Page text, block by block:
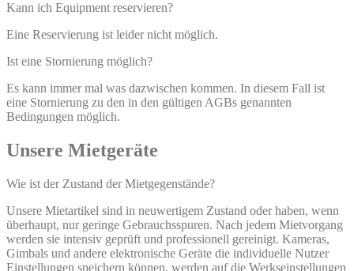
Kann ich Equipment reservieren?
Eine Reservierung ist leider nicht möglich.
Ist eine Stornierung möglich?
Es kann immer mal was dazwischen kommen. In diesem Fall ist
eine Stornierung zu den in den gültigen AGBs genannten
Bedingungen möglich.
Unsere Mietgeräte
Wie ist der Zustand der Mietgegenstände?
Unsere Mietartikel sind in neuwertigem Zustand oder haben, wenn
überhaupt, nur geringe Gebrauchsspuren. Nach jedem Mietvorgang
werden sie intensiv geprüft und professionell gereinigt. Kameras,
Gimbals und andere elektronische Geräte die individuelle Nutzer
Einstellungen speichern können, werden auf die Werkseinstellungen